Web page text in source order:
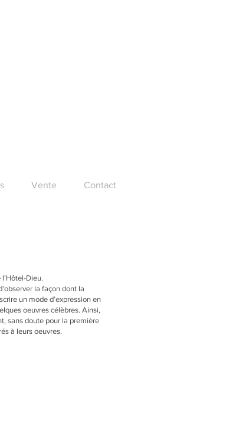
Dieu.
la façon dont la
un mode d’expression en
oeuvres célèbres. Ainsi,
sans doute pour la première
à leurs oeuvres.
Vente Contact